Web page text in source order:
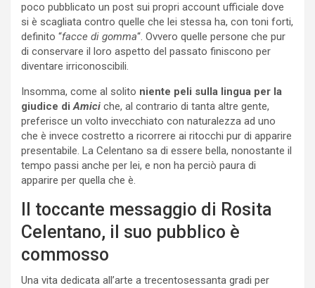
poco pubblicato un post sui propri account ufficiale dove
si è scagliata contro quelle che lei stessa ha, con toni forti,
definito “facce di gomma“. Ovvero quelle persone che pur
di conservare il loro aspetto del passato finiscono per
diventare irriconoscibili.
Insomma, come al solito niente peli sulla lingua per la
giudice diAmici che, al contrario di tanta altre gente,
preferisce un volto invecchiato con naturalezza ad uno
che è invece costretto a ricorrere ai ritocchi pur di apparire
presentabile. La Celentano sa di essere bella, nonostante il
tempo passi anche per lei, e non ha perciò paura di
apparire per quella che è.
Il toccante messaggio di Rosita
Celentano, il suo pubblico è
commosso
Una vita dedicata all’arte a trecentosessanta gradi per